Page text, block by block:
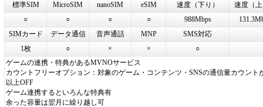
標準SIM
MicroSIM nanoSIM eSIM 速度（下り）
速度（
○
○ ○ ○ 988Mbps
SIMカード
データ通信 音声通話 MNP
SMS対応
1枚
○ × ×
○
ゲームの連携・特典があるMVNOサービス
カウントフリーオプション：対象のゲーム・コンテンツ・SNSの通信量カウント
以上OFF
ゲーム連携するといろんな特典有
余った容量は翌月に繰り越し可